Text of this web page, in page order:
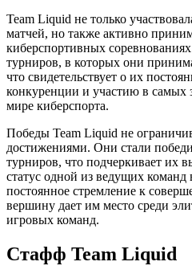
Team Liquid не только
матчей, но также активно
киберспортивных
турниров, в которых они
что свидетельствует о их
конкуренции и участию в самых
мире киберспорта.
Победы Team Liquid не
достижениями. Они стали
турниров, что подчеркивает их
статус одной из ведущих
постоянное стремление к
вершину дает им место среди
игровых команд.
Стафф Team Liquid